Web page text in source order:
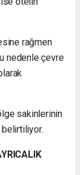
rağmen
nedenle çevre
sakinlerinin
belirtiliyor.